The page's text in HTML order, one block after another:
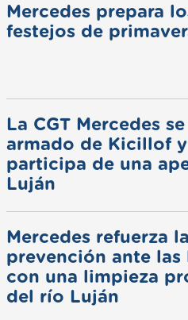
Mercedes prepara
festejos de
La CGT Mercedes se
armado de Kicillof y
participa de una
Luján
Mercedes refuerza la
prevención ante las
con una limpieza
del río Luján